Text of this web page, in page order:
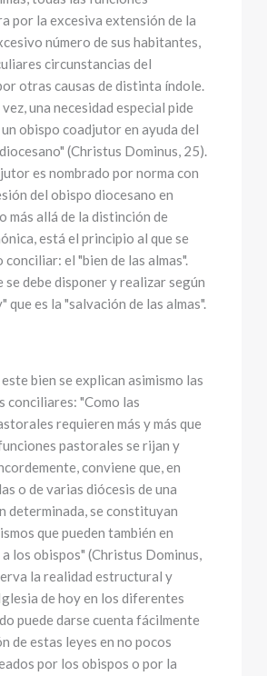
por la excesiva extensión de la
número de sus habitantes,
circunstancias del
otras causas de distinta índole.
vez, una necesidad especial pide
obispo coadjutor en ayuda del
(Christus Dominus, 25).
es nombrado por norma con
del obispo diocesano en
más allá de la distinción de
está el principio al que se
el "bien de las almas".
se debe disponer y realizar según
que es la "salvación de las almas".
bien se explican asimismo las
conciliares: "Como las
requieren más y más que
pastorales se rijan y
conviene que, en
o de varias diócesis de una
determinada, se constituyan
que pueden también en
los obispos" (Christus Dominus,
la realidad estructural y
de hoy en los diferentes
puede darse cuenta fácilmente
de estas leyes en no pocos
por los obispos o por la